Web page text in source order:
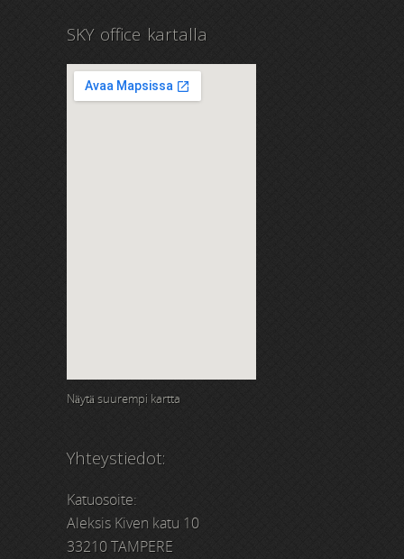
SKY office kartalla
Näytä suurempi kartta
Yhteystiedot:
Katuosoite:
Aleksis Kiven katu 10
33210 TAMPERE